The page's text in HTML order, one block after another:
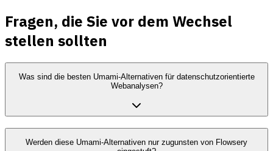
Fragen, die Sie vor dem Wechsel
stellen sollten
Was sind die besten Umami-Alternativen für datenschutzorientierte
Webanalysen?
Werden diese Umami-Alternativen nur zugunsten von Flowsery